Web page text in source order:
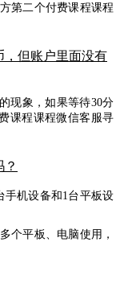
二个付费课程课程
，但账户里面没有
现象，如果等待30分
课程课程微信客服寻
机设备和1台平板设
平板、电脑使用，